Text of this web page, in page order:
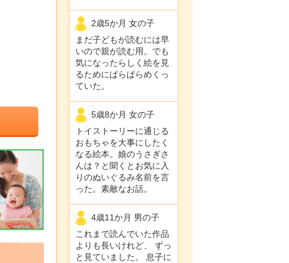
2歳5か月 女の子
まだ子どもが読むには早
いので親が読む用。でも
気になったらしく絵を見
るためにぱらぱらめくっ
ていた。
5歳8か月 女の子
トイストーリーに通じる
おもちゃを大事にしたく
なる絵本。娘のうさぎさ
んは？と聞くとお気に入
りのぬいぐるみ名前を言
った。素敵なお話。
4歳11か月 男の子
これまで読んでいた作品
よりも長いけれど、 ずっ
と見ていました。 息子に